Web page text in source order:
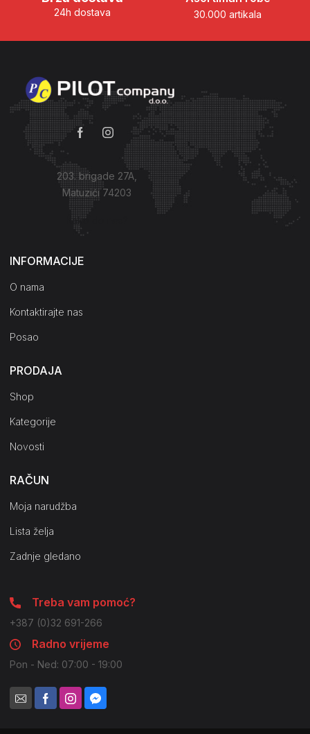
24h dostava 30.000 artikala
203. brigade 27A,
Matuzići 74203
Kako do nas?
INFORMACIJE
O nama
Kontaktirajte nas
Posao
PRODAJA
Shop
Kategorije
Novosti
RAČUN
Moja narudžba
Lista želja
Zadnje gledano
Treba vam pomoć?
+387 (0)32 691-266
Radno vrijeme
Pon - Ned: 07:00 - 19:00